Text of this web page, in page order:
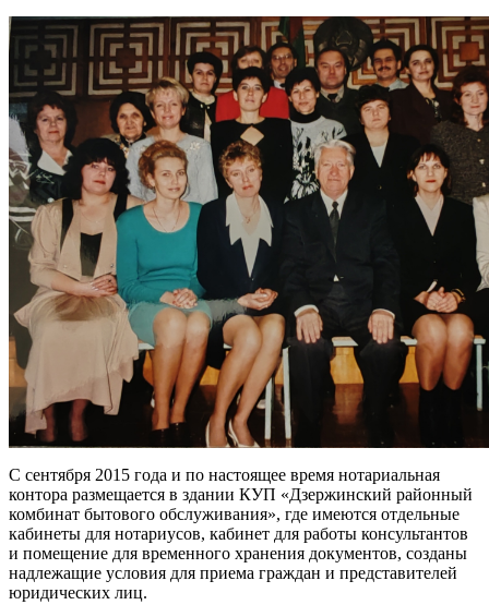
С сентября 2015 года и по настоящее время нотариальная
контора размещается в здании КУП «Дзержинский районный
комбинат бытового обслуживания», где имеются отдельные
кабинеты для нотариусов, кабинет для работы консультантов
и помещение для временного хранения документов, созданы
надлежащие условия для приема граждан и представителей
юридических лиц.